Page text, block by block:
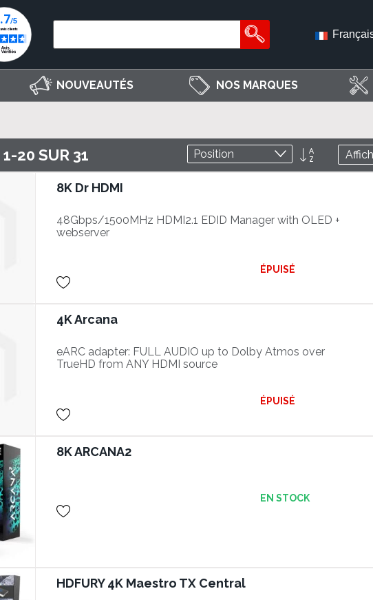
NOUVEAUTÉS NOS MARQUES
1-20 SUR 31 Par
ordre
8K Dr HDMI
48Gbps/1500MHz HDMI2.1 EDID Manager with OLED +
webserver
ÉPUISÉ
4K Arcana
eARC adapter: FULL AUDIO up to Dolby Atmos over
TrueHD from ANY HDMI source
ÉPUISÉ
8K ARCANA2
EN STOCK
HDFURY 4K Maestro TX Central